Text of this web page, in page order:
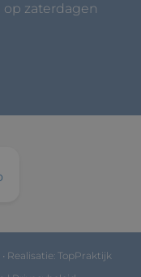
zaterdagen
Realisatie:TopPraktijk